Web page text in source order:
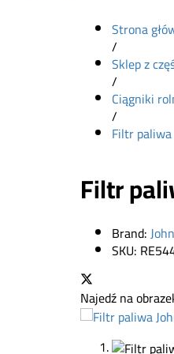
Strona
/
Sklep z
/
Ciągniki
/
Filtr
Filtr
Brand:
SKU:
Najedź na